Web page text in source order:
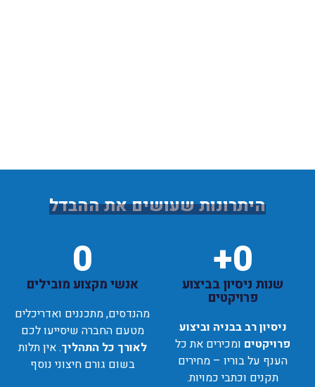
היתרונות שעושים את ההבדל
0
+
שנות ניסיון בביצוע
פרויקטים
ניסיון רב בבניה וביצוע
פרויקטים ומכירים את כל
הענף על בוריו – מחירים
תקנים וכתבי כמויות.
0
אנשי מקצוע מובילים
מהנדסים, מתכננים ואדריכלים
מטעם החברה שיסייעו לכם
לאורך כל התהליך. אין תלות
בשום גורם חיצוני נוסף